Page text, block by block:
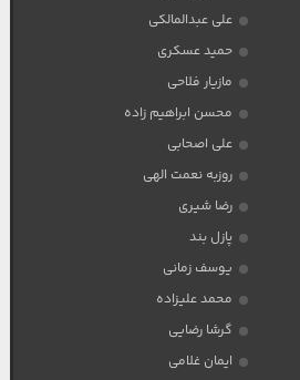
علی عبدالمالکی
حمید عسکری
مازیار فلاحی
محسن ابراهیم زاده
علی اصحابی
روزبه نعمت الهی
رضا شیری
پازل بند
یوسف زمانی
محمد علیزاده
گرشا رضایی
ایمان غلامی